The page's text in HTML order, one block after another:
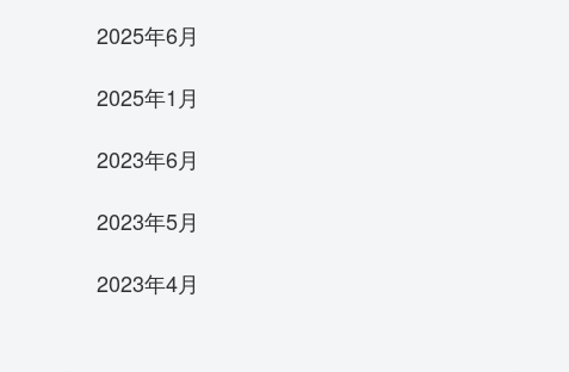
2025年6月
2025年1月
2023年6月
2023年5月
2023年4月